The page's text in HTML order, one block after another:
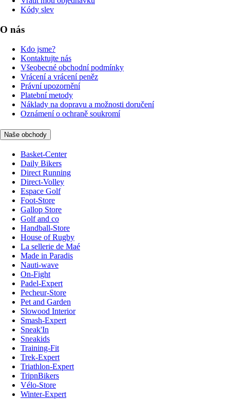
Kódy slev
O nás
Kdo jsme?
Kontaktujte nás
Všeobecné obchodní podmínky
Vrácení a vrácení peněz
Právní upozornění
Platební metody
Náklady na dopravu a možnosti doručení
Oznámení o ochraně soukromí
Naše obchody
Basket-Center
Daily Bikers
Direct Running
Direct-Volley
Espace Golf
Foot-Store
Gallop Store
Golf and co
Handball-Store
House of Rugby
La sellerie de Maé
Made in Paradis
Nauti-wave
On-Fight
Padel-Expert
Pecheur-Store
Pet and Garden
Slowood Interior
Smash-Expert
Sneak'In
Sneakids
Training-Fit
Trek-Expert
Triathlon-Expert
TripnBikers
Vélo-Store
Winter-Expert